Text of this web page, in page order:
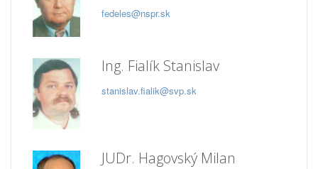
fedeles@nspr.sk
Ing. Fialík Stanislav
stanislav.fialik@svp.sk
JUDr. Hagovský Milan